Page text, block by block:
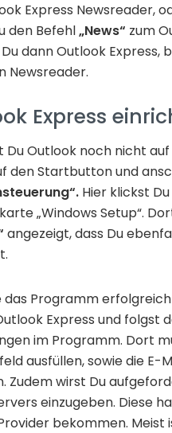
Express Newsreader,
den Befehl„News“ zum
dann Outlook Express,
Newsreader.
Express
Du Outlook noch nicht
den Startbutton und
Hier klickst
„Windows Setup“.
angezeigt, dass Du
das Programm
Express und folgst
im Programm. Dort
ausfüllen, sowie die E-
Zudem wirst Du
einzugeben. Diese
bekommen. Meist